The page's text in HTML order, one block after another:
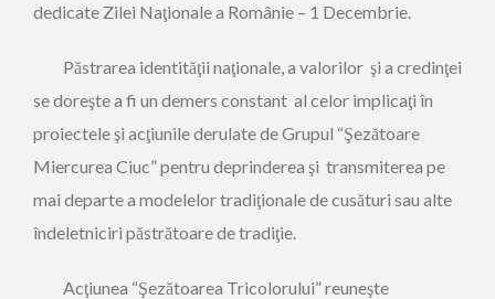
dedicate Zilei Naţionale a Românie – 1 Decembrie.
Păstrarea identităţii naţionale, a valorilor şi a credinţei
se doreşte a fi un demers constant al celor implicaţi în
proiectele şi acţiunile derulate de Grupul “Şezătoare
Miercurea Ciuc” pentru deprinderea şi transmiterea pe
mai departe a modelelor tradiţionale de cusături sau alte
îndeletniciri păstrătoare de tradiţie.
Acţiunea “Şezătoarea Tricolorului” reuneşte